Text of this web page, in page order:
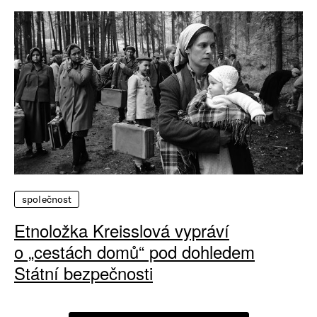
společnost
Etnoložka Kreisslová vypráví
o „cestách domů“ pod dohledem
Státní bezpečnosti